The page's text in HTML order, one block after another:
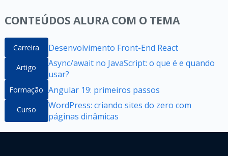
CONTEÚDOS ALURA COM O TEMA
Carreira Desenvolvimento Front-End React
Artigo
Async/await no JavaScript: o que é e quando
usar?
Formação Angular 19: primeiros passos
Curso
WordPress: criando sites do zero com
páginas dinâmicas